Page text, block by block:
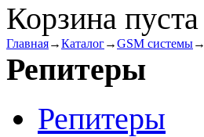
Корзина пуста
Главная→Каталог→GSM системы→
Репитеры
Репитеры